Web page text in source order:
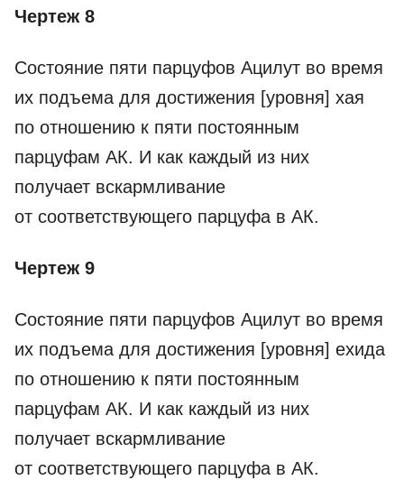
Чертеж 8
Состояние пяти парцуфов Ацилут во время
их подъема для достижения [уровня] хая
по отношению к пяти постоянным
парцуфам АК. И как каждый из них
получает вскармливание
от соответствующего парцуфа в АК.
Чертеж 9
Состояние пяти парцуфов Ацилут во время
их подъема для достижения [уровня] ехида
по отношению к пяти постоянным
парцуфам АК. И как каждый из них
получает вскармливание
от соответствующего парцуфа в АК.